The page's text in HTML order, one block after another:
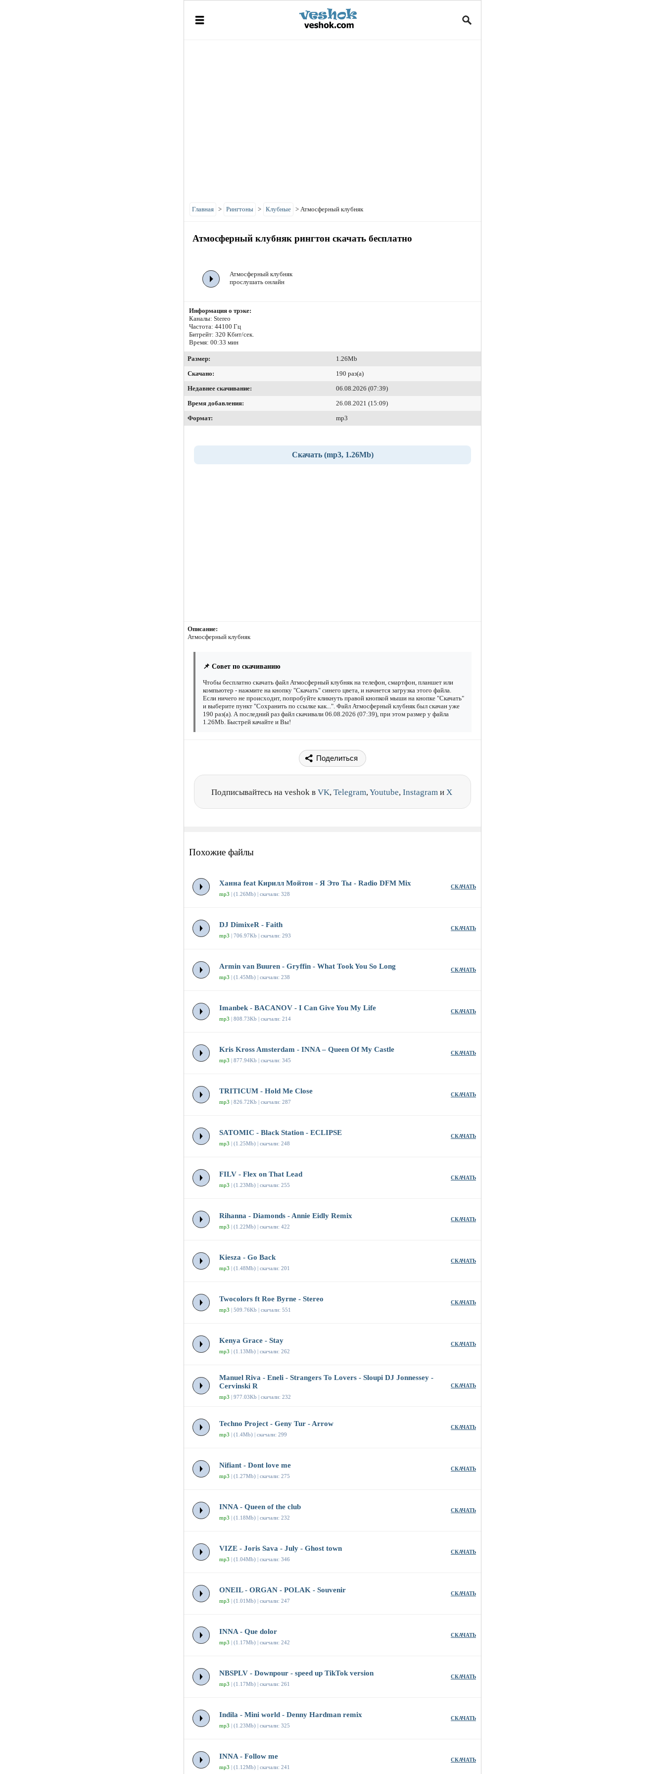
Главная > Рингтоны > Клубные > Атмосферный клубняк
Атмосферный клубняк рингтон скачать бесплатно
Атмосферный клубняк
прослушать онлайн
Информация о трэке:
Каналы: Stereo
Частота: 44100 Гц
Битрейт: 320 Кбит/сек.
Время: 00:33 мин
Размер:
1.26Mb
Скачано:
190 раз(а)
Недавнее скачивание:
06.08.2026 (07:39)
Время добавления:
26.08.2021 (15:09)
Формат:
mp3
Скачать (mp3, 1.26Mb)
Описание:
Атмосферный клубняк
📌 Совет по скачиванию
Чтобы бесплатно скачать файл Атмосферный клубняк на телефон, смартфон, планшет или
компьютер - нажмите на кнопку "Скачать" синего цвета, и начнется загрузка этого файла.
Если ничего не происходит, попробуйте кликнуть правой кнопкой мыши на кнопке "Скачать"
и выберите пункт "Сохранить по ссылке как...". Файл Атмосферный клубняк был скачан уже
190 раз(а). А последний раз файл скачивали 06.08.2026 (07:39), при этом размер у файла
1.26Mb. Быстрей качайте и Вы!
Поделиться
Подписывайтесь на veshok в VK, Telegram,Youtube, Instagram и X
Похожие файлы
Ханна feat Кирилл Мойтон - Я Это Ты - Radio DFM Mix
mp3 | (1.26Mb) | скачали: 328
СКАЧАТЬ
DJ DimixeR - Faith
mp3 | 706.97Kb | скачали: 293
СКАЧАТЬ
Armin van Buuren - Gryffin - What Took You So Long
mp3 | (1.45Mb) | скачали: 238
СКАЧАТЬ
Imanbek - BACANOV - I Can Give You My Life
mp3 | 808.73Kb | скачали: 214
СКАЧАТЬ
Kris Kross Amsterdam - INNA – Queen Of My Castle
mp3 | 877.94Kb | скачали: 345
СКАЧАТЬ
TRITICUM - Hold Me Close
mp3 | 826.72Kb | скачали: 287
СКАЧАТЬ
SATOMIC - Black Station - ECLIPSE
mp3 | (1.25Mb) | скачали: 248
СКАЧАТЬ
FILV - Flex on That Lead
mp3 | (1.23Mb) | скачали: 255
СКАЧАТЬ
Rihanna - Diamonds - Annie Eidly Remix
mp3 | (1.22Mb) | скачали: 422
СКАЧАТЬ
Kiesza - Go Back
mp3 | (1.48Mb) | скачали: 201
СКАЧАТЬ
Twocolors ft Roe Byrne - Stereo
mp3 | 509.76Kb | скачали: 551
СКАЧАТЬ
Kenya Grace - Stay
mp3 | (1.13Mb) | скачали: 262
СКАЧАТЬ
Manuel Riva - Eneli - Strangers To Lovers - Sloupi DJ Jonnessey -
Cervinski R
mp3 | 977.03Kb | скачали: 232
СКАЧАТЬ
Techno Project - Geny Tur - Arrow
mp3 | (1.4Mb) | скачали: 299
СКАЧАТЬ
Nifiant - Dont love me
mp3 | (1.27Mb) | скачали: 275
СКАЧАТЬ
INNA - Queen of the club
mp3 | (1.18Mb) | скачали: 232
СКАЧАТЬ
VIZE - Joris Sava - July - Ghost town
mp3 | (1.04Mb) | скачали: 346
СКАЧАТЬ
ONEIL - ORGAN - POLAK - Souvenir
mp3 | (1.01Mb) | скачали: 247
СКАЧАТЬ
INNA - Que dolor
mp3 | (1.17Mb) | скачали: 242
СКАЧАТЬ
NBSPLV - Downpour - speed up TikTok version
mp3 | (1.17Mb) | скачали: 261
СКАЧАТЬ
Indila - Mini world - Denny Hardman remix
mp3 | (1.23Mb) | скачали: 325
СКАЧАТЬ
INNA - Follow me
mp3 | (1.12Mb) | скачали: 241
СКАЧАТЬ